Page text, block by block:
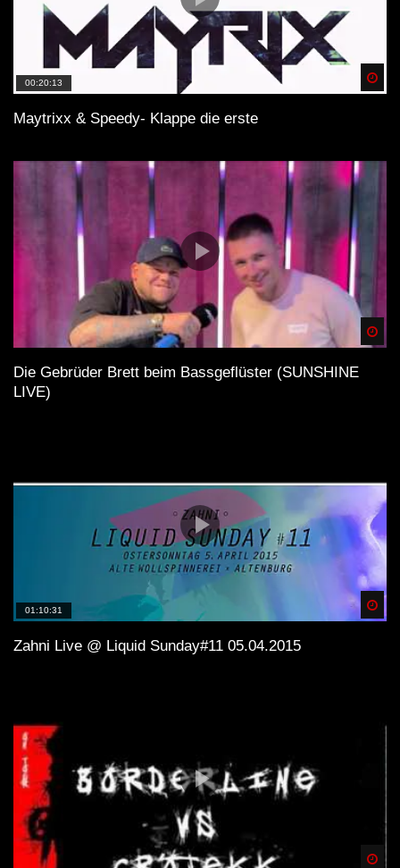
00:20:13
Maytrixx & Speedy- Klappe die erste
Die Gebrüder Brett beim Bassgeflüster (SUNSHINE
LIVE)
01:10:31
Zahni Live @ Liquid Sunday#11 05.04.2015